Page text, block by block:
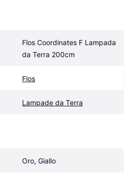
Flos Coordinates F Lampada
da Terra 200cm
Flos
Lampade da Terra
Oro, Giallo